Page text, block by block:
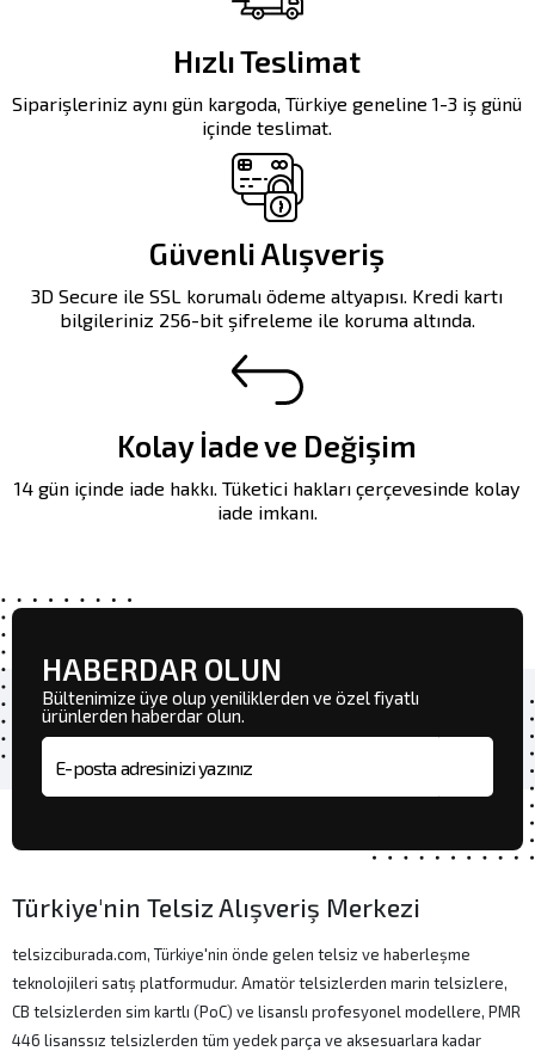
Hızlı Teslimat
Siparişleriniz aynı gün kargoda, Türkiye geneline 1-3 iş günü
içinde teslimat.
Güvenli Alışveriş
3D Secure ile SSL korumalı ödeme altyapısı. Kredi kartı
bilgileriniz 256-bit şifreleme ile koruma altında.
Kolay İade ve Değişim
14 gün içinde iade hakkı. Tüketici hakları çerçevesinde kolay
iade imkanı.
HABERDAR OLUN
Bültenimize üye olup yeniliklerden ve özel fiyatlı
ürünlerden haberdar olun.
E-posta adresi
Türkiye'nin Telsiz Alışveriş Merkezi
telsizciburada.com, Türkiye'nin önde gelen telsiz ve haberleşme
teknolojileri satış platformudur. Amatör telsizlerden marin telsizlere,
CB telsizlerden sim kartlı (PoC) ve lisanslı profesyonel modellere, PMR
446 lisanssız telsizlerden tüm yedek parça ve aksesuarlara kadar